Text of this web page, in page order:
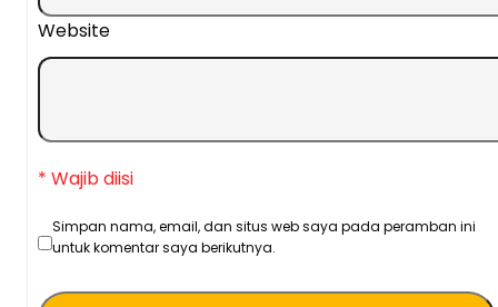
Website
* Wajib diisi
Simpan nama, email, dan situs web saya pada peramban ini
untuk komentar saya berikutnya.